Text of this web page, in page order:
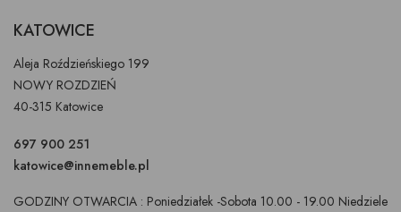
KATOWICE
Aleja Roździeńskiego 199
NOWY ROZDZIEŃ
40-315 Katowice
697 900 251
katowice@innemeble.pl
GODZINY OTWARCIA : Poniedziałek -Sobota 10.00 - 19.00 Niedziele